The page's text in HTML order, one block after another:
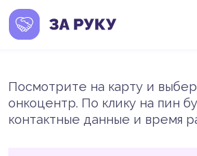
Посмотрите на карту и
онкоцентр. По клику на пин
контактные данные и время